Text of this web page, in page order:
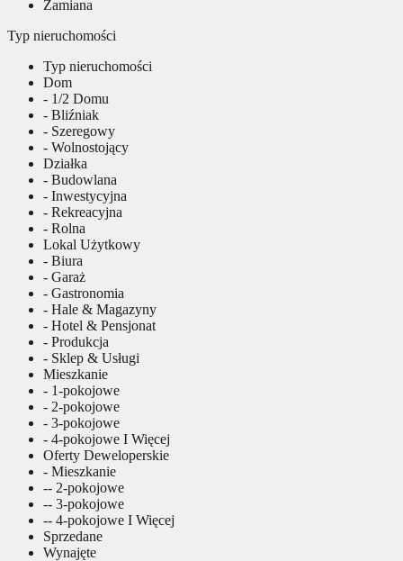
Zamiana
Typ nieruchomości
Typ nieruchomości
Dom
- 1/2 Domu
- Bliźniak
- Szeregowy
- Wolnostojący
Działka
- Budowlana
- Inwestycyjna
- Rekreacyjna
- Rolna
Lokal Użytkowy
- Biura
- Garaż
- Gastronomia
- Hale & Magazyny
- Hotel & Pensjonat
- Produkcja
- Sklep & Usługi
Mieszkanie
- 1-pokojowe
- 2-pokojowe
- 3-pokojowe
- 4-pokojowe I Więcej
Oferty Deweloperskie
- Mieszkanie
-- 2-pokojowe
-- 3-pokojowe
-- 4-pokojowe I Więcej
Sprzedane
Wynajęte